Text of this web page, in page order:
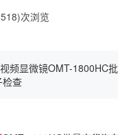
次浏览
显微镜OMT-1800HC批
检查